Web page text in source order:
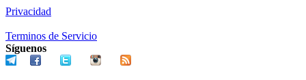
Privacidad
Terminos de Servicio
Síguenos